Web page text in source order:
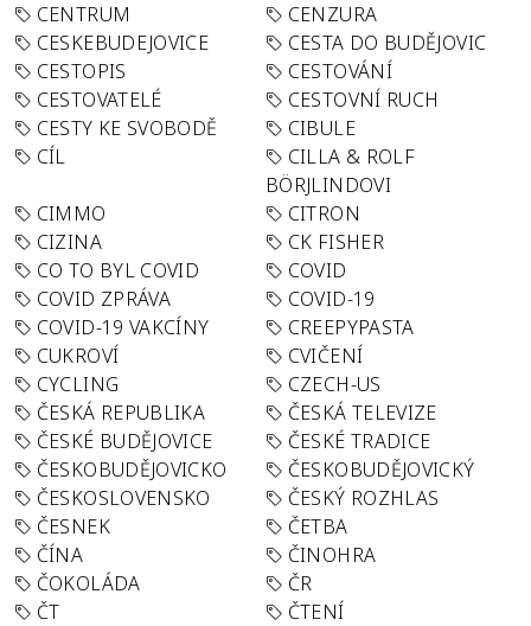
CENTRUM
CENZURA
CESKEBUDEJOVICE
CESTA DO BUDĚJOVIC
CESTOPIS
CESTOVÁNÍ
CESTOVATELÉ
CESTOVNÍ RUCH
CESTY KE SVOBODĚ
CIBULE
CÍL
CILLA & ROLF
BÖRJLINDOVI
CIMMO
CITRON
CIZINA
CK FISHER
CO TO BYL COVID
COVID
COVID ZPRÁVA
COVID-19
COVID-19 VAKCÍNY
CREEPYPASTA
CUKROVÍ
CVIČENÍ
CYCLING
CZECH-US
ČESKÁ REPUBLIKA
ČESKÁ TELEVIZE
ČESKÉ BUDĚJOVICE
ČESKÉ TRADICE
ČESKOBUDĚJOVICKO
ČESKOBUDĚJOVICKÝ
ČESKOSLOVENSKO
ČESKÝ ROZHLAS
ČESNEK
ČETBA
ČÍNA
ČINOHRA
ČOKOLÁDA
ČR
ČT
ČTENÍ